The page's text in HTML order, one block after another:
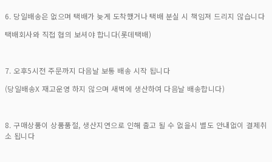
6. 당일배송은 없으며 택배가 늦게 도착했거나 택배 분실 시 책임져 드리지 않습니다
택배회사와 직접 협의 보셔야 합니다(롯데택배)
7. 오후5시전 주문까지 다음날 보통 배송 시작 됩니다
(당일배송X 재고운영 하지 않으며 새벽에 생산하여 다음날 배송합니다)
8. 구매상품이 상품품절, 생산지연으로 인해 출고 될 수 없을시 별도 안내없이 결제취
소 됩니다